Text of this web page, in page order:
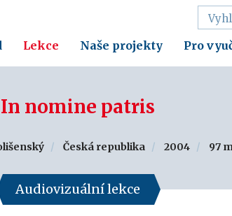
Lekce Naše projekty Pro
In nomine patris
Česká republika 2004 97
Audiovizuální lekce